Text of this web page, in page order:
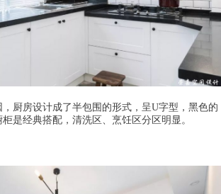
厨房设计成了半包围的形式，呈U字型，黑色的
是经典搭配，清洗区、烹饪区分区明显。